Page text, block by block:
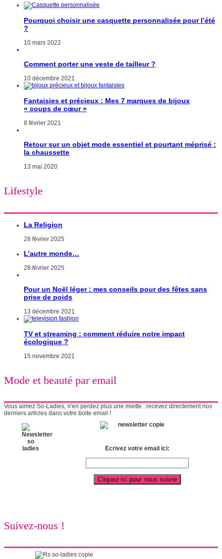
Pourquoi choisir une casquette personnalisée pour l’été
?
10 mars 2022
Comment porter une veste de tailleur ?
10 décembre 2021
Fantaisies et précieux : Mes 7 marques de bijoux
« coups de cœur »
8 février 2021
Retour sur un objet mode essentiel et pourtant méprisé :
la chaussette
13 mai 2020
Lifestyle
La Religion
28 février 2025
L’autre monde…
28 février 2025
Pour un Noël léger : mes conseils pour des fêtes sans
prise de poids
13 décembre 2021
TV et streaming : comment réduire notre impact
écologique ?
15 novembre 2021
Mode et beauté par email
Vous aimez So-Ladies, n'en perdez plus une miette : recevez directement nos
derniers articles dans votre boite email !
Ecrivez votre email ici:
Suivez-nous !